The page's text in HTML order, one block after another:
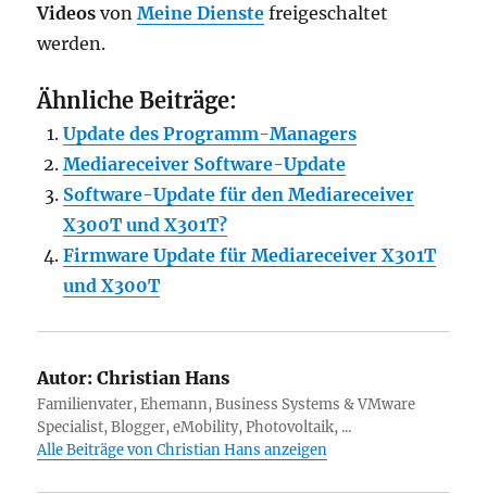
Videos vonMeine Dienste freigeschaltet
werden.
Ähnliche Beiträge:
Update des Programm-Managers
Mediareceiver Software-Update
Software-Update für den Mediareceiver
X300T und X301T?
Firmware Update für Mediareceiver X301T
und X300T
Autor: Christian Hans
Familienvater, Ehemann, Business Systems & VMware
Specialist, Blogger, eMobility, Photovoltaik, ...
Alle Beiträge von Christian Hans anzeigen